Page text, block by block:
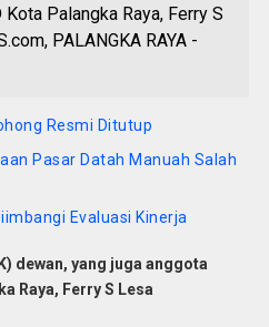
Palangka Raya, Ferry S
PALANGKA RAYA -
Resmi Ditutup
Pasar Datah Manuah Salah
Evaluasi Kinerja
dewan, yang juga anggota
Raya, Ferry S Lesa